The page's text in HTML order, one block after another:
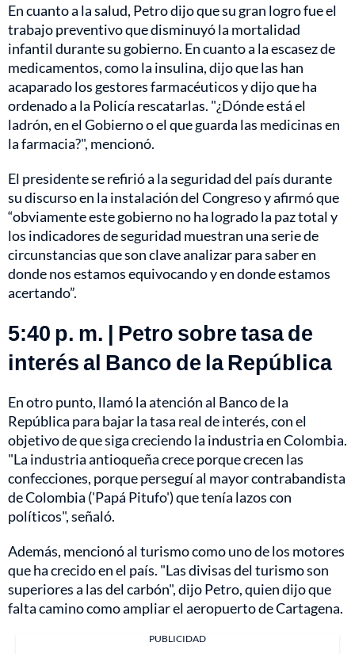
En cuanto a la salud, Petro dijo que su gran logro fue el
trabajo preventivo que disminuyó la mortalidad
infantil durante su gobierno. En cuanto a la escasez de
medicamentos, como la insulina, dijo que las han
acaparado los gestores farmacéuticos y dijo que ha
ordenado a la Policía rescatarlas. "¿Dónde está el
ladrón, en el Gobierno o el que guarda las medicinas en
la farmacia?", mencionó.
El presidente se refirió a la seguridad del país durante
su discurso en la instalación del Congreso y afirmó que
“obviamente este gobierno no ha logrado la paz total y
los indicadores de seguridad muestran una serie de
circunstancias que son clave analizar para saber en
donde nos estamos equivocando y en donde estamos
acertando”.
5:40 p. m. | Petro sobre tasa de
interés al Banco de la República
En otro punto, llamó la atención al Banco de la
República para bajar la tasa real de interés, con el
objetivo de que siga creciendo la industria en Colombia.
"La industria antioqueña crece porque crecen las
confecciones, porque perseguí al mayor contrabandista
de Colombia ('Papá Pitufo') que tenía lazos con
políticos", señaló.
Además, mencionó al turismo como uno de los motores
que ha crecido en el país. "Las divisas del turismo son
superiores a las del carbón", dijo Petro, quien dijo que
falta camino como ampliar el aeropuerto de Cartagena.
PUBLICIDAD